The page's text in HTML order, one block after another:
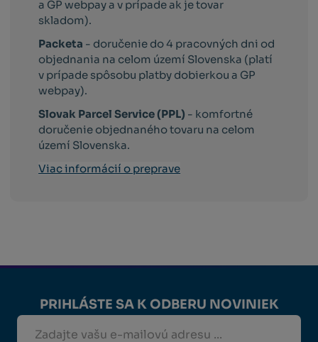
a GP webpay a v prípade ak je tovar
skladom).
Packeta - doručenie do 4 pracovných dni od
objednania na celom území Slovenska (platí
v prípade spôsobu platby dobierkou a GP
webpay).
Slovak Parcel Service (PPL) - komfortné
doručenie objednaného tovaru na celom
území Slovenska.
Viac informácií o preprave
PRIHLÁSTE SA K ODBERU NOVINIEK